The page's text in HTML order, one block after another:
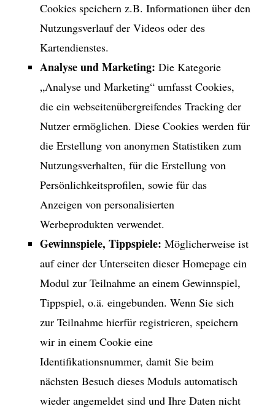
Cookies speichern z.B. Informationen über den
Nutzungsverlauf der Videos oder des
Kartendienstes.
Analyse und Marketing: Die Kategorie
„Analyse und Marketing“ umfasst Cookies,
die ein webseitenübergreifendes Tracking der
Nutzer ermöglichen. Diese Cookies werden für
die Erstellung von anonymen Statistiken zum
Nutzungsverhalten, für die Erstellung von
Persönlichkeitsprofilen, sowie für das
Anzeigen von personalisierten
Werbeprodukten verwendet.
Gewinnspiele, Tippspiele: Möglicherweise ist
auf einer der Unterseiten dieser Homepage ein
Modul zur Teilnahme an einem Gewinnspiel,
Tippspiel, o.ä. eingebunden. Wenn Sie sich
zur Teilnahme hierfür registrieren, speichern
wir in einem Cookie eine
Identifikationsnummer, damit Sie beim
nächsten Besuch dieses Moduls automatisch
wieder angemeldet sind und Ihre Daten nicht